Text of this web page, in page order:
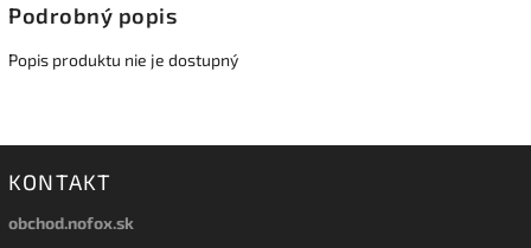
Podrobný popis
Popis produktu nie je dostupný
KONTAKT
obchod.nofox.sk